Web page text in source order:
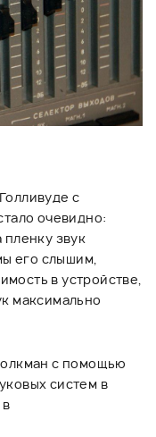
с
очевидно:
пленку звук
его слышим,
в устройстве,
максимально
с помощью
систем в